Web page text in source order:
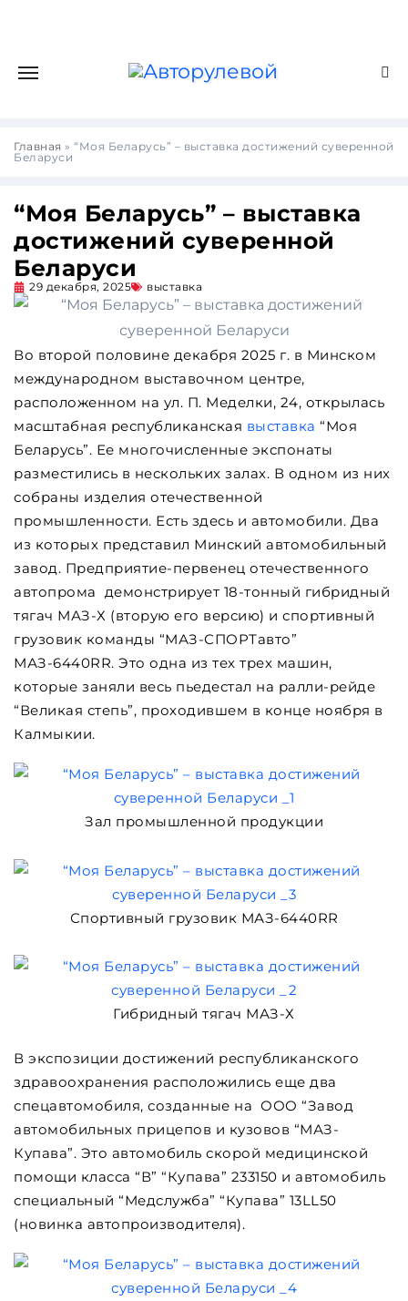
Главная » “Моя Беларусь” – выставка достижений суверенной
Беларуси
“Моя Беларусь” – выставка
достижений суверенной
Беларуси
29 декабря, 2025 выставка
Во второй половине декабря 2025 г. в Минском
международном выставочном центре,
расположенном на ул. П. Меделки, 24, открылась
масштабная республиканская выставка “Моя
Беларусь”. Ее многочисленные экспонаты
разместились в нескольких залах. В одном из них
собраны изделия отечественной
промышленности. Есть здесь и автомобили. Два
из которых представил Минский автомобильный
завод. Предприятие-первенец отечественного
автопрома демонстрирует 18-тонный гибридный
тягач МАЗ-Х (вторую его версию) и спортивный
грузовик команды “МАЗ-СПОРТавто”
МАЗ-6440RR. Это одна из тех трех машин,
которые заняли весь пьедестал на ралли-рейде
“Великая степь”, проходившем в конце ноября в
Калмыкии.
Зал промышленной продукции
Спортивный грузовик МАЗ-6440RR
Гибридный тягач МАЗ-Х
В экспозиции достижений республиканского
здравоохранения расположились еще два
спецавтомобиля, созданные на ООО “Завод
автомобильных прицепов и кузовов “МАЗ-
Купава”. Это автомобиль скорой медицинской
помощи класса “В” “Купава” 233150 и автомобиль
специальный “Медслужба” “Купава” 13LL50
(новинка автопроизводителя).